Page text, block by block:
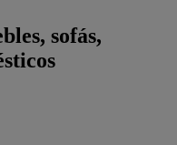
sofás,